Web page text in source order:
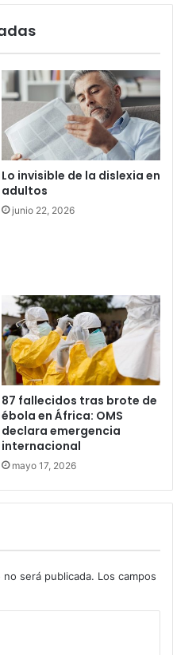
Lo invisible de la dislexia en
adultos
junio 22, 2026
87 fallecidos tras brote de
ébola en África: OMS
declara emergencia
internacional
mayo 17, 2026
será publicada. Los campos